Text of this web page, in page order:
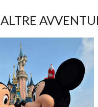
ALTRE